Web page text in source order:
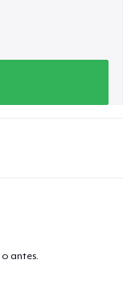
o antes.